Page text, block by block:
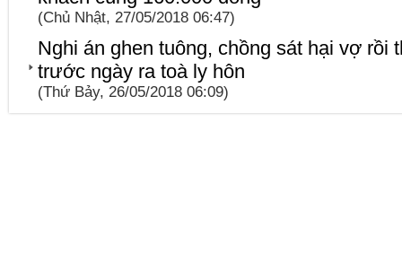
(Chủ Nhật, 27/05/2018 06:47)
Nghi án ghen tuông, chồng sát hại vợ rồi
trước ngày ra toà ly hôn
(Thứ Bảy, 26/05/2018 06:09)